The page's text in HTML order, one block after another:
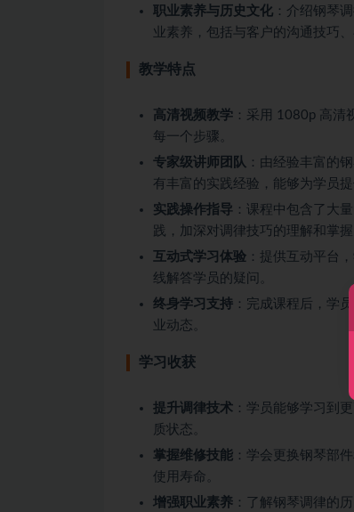
职业素养与历史文化 ：介绍钢琴
业素养，包括与客户的沟通技巧
教学特点
高清视频教学 ：采用 1080p 高清
每一个步骤。
专家级讲师团队 ：由经验丰富的
有丰富的实践经验，能够为学员提
实践操作指导 ：课程中包含了大
践，加深对调律技巧的理解和掌握
互动式学习体验 ：提供互动平台
线解答学员的疑问。
终身学习支持 ：完成课程后，学
业动态。
学习收获
提升调律技术 ：学员能够学习到
质状态。
掌握维修技能 ：学会更换钢琴部
使用寿命。
增强职业素养 ：了解钢琴调律的